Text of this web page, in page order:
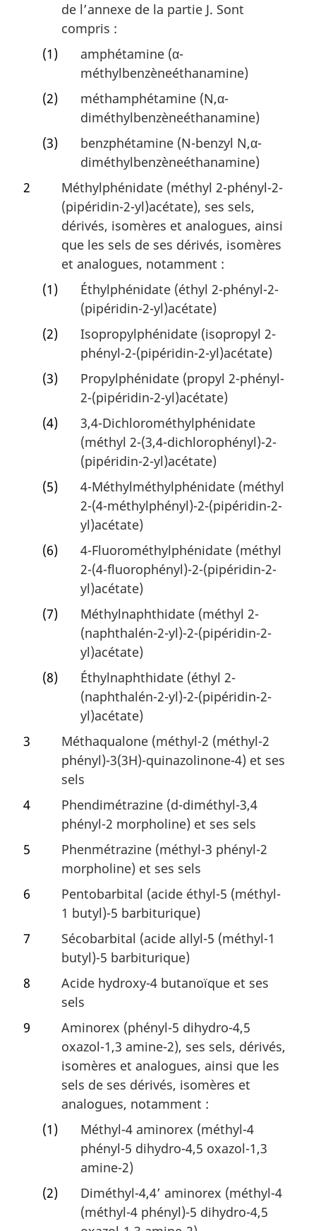
de l’annexe de la partie J. Sont
compris :
(1)
amphétamine (α-
méthylbenzèneéthanamine)
(2)
méthamphétamine (N,α-
diméthylbenzèneéthanamine)
(3)
benzphétamine (N-benzyl N,α-
diméthylbenzèneéthanamine)
2
Méthylphénidate (méthyl 2-phényl-2-
(pipéridin-2-yl)acétate), ses sels,
dérivés, isomères et analogues, ainsi
que les sels de ses dérivés, isomères
et analogues, notamment :
(1)
Éthylphénidate (éthyl 2-phényl-2-
(pipéridin-2-yl)acétate)
(2)
Isopropylphénidate (isopropyl 2-
phényl-2-(pipéridin-2-yl)acétate)
(3)
Propylphénidate (propyl 2-phényl-
2-(pipéridin-2-yl)acétate)
(4)
3,4-Dichlorométhylphénidate
(méthyl 2-(3,4-dichlorophényl)-2-
(pipéridin-2-yl)acétate)
(5)
4-Méthylméthylphénidate (méthyl
2-(4-méthylphényl)-2-(pipéridin-2-
yl)acétate)
(6)
4-Fluorométhylphénidate (méthyl
2-(4-fluorophényl)-2-(pipéridin-2-
yl)acétate)
(7)
Méthylnaphthidate (méthyl 2-
(naphthalén-2-yl)-2-(pipéridin-2-
yl)acétate)
(8)
Éthylnaphthidate (éthyl 2-
(naphthalén-2-yl)-2-(pipéridin-2-
yl)acétate)
3
Méthaqualone (méthyl-2 (méthyl-2
phényl)-3(3H)-quinazolinone-4) et ses
sels
4
Phendimétrazine (d-diméthyl-3,4
phényl-2 morpholine) et ses sels
5
Phenmétrazine (méthyl-3 phényl-2
morpholine) et ses sels
6
Pentobarbital (acide éthyl-5 (méthyl-
1 butyl)-5 barbiturique)
7
Sécobarbital (acide allyl-5 (méthyl-1
butyl)-5 barbiturique)
8
Acide hydroxy-4 butanoïque et ses
sels
9
Aminorex (phényl-5 dihydro-4,5
oxazol-1,3 amine-2), ses sels, dérivés,
isomères et analogues, ainsi que les
sels de ses dérivés, isomères et
analogues, notamment :
(1)
Méthyl-4 aminorex (méthyl-4
phényl-5 dihydro-4,5 oxazol-1,3
amine-2)
(2)
Diméthyl-4,4’ aminorex (méthyl-4
(méthyl-4 phényl)-5 dihydro-4,5